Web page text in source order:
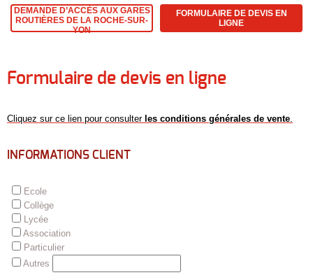
DEMANDE D’ACCÈS AUX GARES
ROUTIÈRES DE LA ROCHE-SUR-
YON
FORMULAIRE DE DEVIS EN
LIGNE
Formulaire de devis en ligne
Cliquez sur ce lien pour consulter les conditions générales de vente.
INFORMATIONS CLIENT
Ecole
Collège
Lycée
Association
Particulier
Autres